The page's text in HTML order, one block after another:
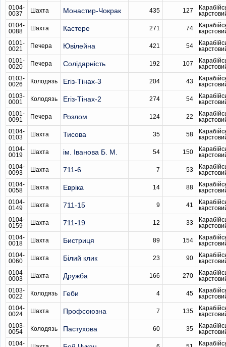
0104-
0037
Шахта Монастир-Чокрак 435 127
0104-
0088
Шахта Кастере 271 74
0101-
0021
Печера Ювілейна 421 54
0101-
0020
Печера Солідарність 192 107
0103-
0026
Колодязь Егіз-Тінах-3 204 43
0103-
0001
Колодязь Егіз-Тінах-2 274 54
0101-
0091
Печера Розлом 124 22
0104-
0103
Шахта Тисова 35 58
0104-
0019
Шахта ім. Іванова Б. М. 54 150
0104-
0093
Шахта 711-6 7 53
0104-
0058
Шахта Евріка 14 88
0104-
0149
Шахта 711-15 9 41
0104-
0159
Шахта 711-19 12 33
0104-
0018
Шахта Бистриця 89 154
0104-
0060
Шахта Білий клик 23 90
0104-
0003
Шахта Дружба 166 270
0103-
0022
Колодязь Геби 4 45
0104-
0024
Шахта Профсоюзна 7 135
0103-
0054
Колодязь Пастухова 60 35
0104-